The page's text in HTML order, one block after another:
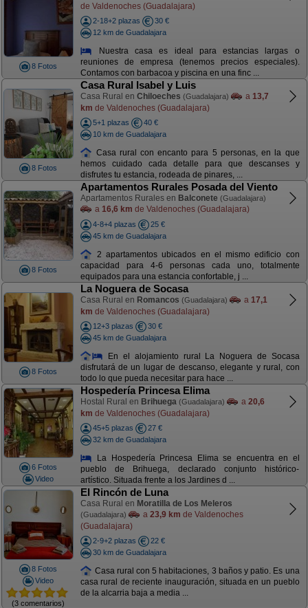
8 Fotos
de Valdenoches (Guadalajara)
2-18+2 plazas
30 €
12 km de Guadalajara
Nuestra casa es ideal para estancias largas o
reuniones de empresa (tenemos precios especiales).
Contamos con barbacoa y piscina en una finc ...
8 Fotos
Casa Rural Isabel y Luis
Casa Rural en Chiloeches (Guadalajara) a 13,7
km de Valdenoches (Guadalajara)
5+1 plazas
40 €
10 km de Guadalajara
Casa rural con encanto para 5 personas, en la que
hemos cuidado cada detalle para que descanses y
disfrutes tu estancia, rodeada de pinares, ...
8 Fotos
Apartamentos Rurales Posada del Viento
Apartamentos Rurales en Balconete (Guadalajara)
a 16,6 km de Valdenoches (Guadalajara)
4-8+4 plazas
25 €
45 km de Guadalajara
2 apartamentos ubicados en el mismo edificio con
capacidad para 4-6 personas cada uno, totalmente
equipados para una estancia confortable, j ...
8 Fotos
La Noguera de Socasa
Casa Rural en Romancos (Guadalajara) a 17,1
km de Valdenoches (Guadalajara)
12+3 plazas
30 €
45 km de Guadalajara
En el alojamiento rural La Noguera de Socasa
disfrutará de un lugar de descanso, elegante y rural, con
todo lo que pueda necesitar para hace ...
6 Fotos
Video
Hospedería Princesa Elima
Hostal Rural en Brihuega (Guadalajara) a 20,6
km de Valdenoches (Guadalajara)
45+5 plazas
27 €
32 km de Guadalajara
La Hospedería Princesa Elima se encuentra en el
pueblo de Brihuega, declarado conjunto histórico-
artístico. Situada frente a los Jardines d ...
8 Fotos
Video
(3 comentarios)
El Rincón de Luna
Casa Rural en Moratilla de Los Meleros
(Guadalajara) a 23,9 km de Valdenoches
(Guadalajara)
2-9+2 plazas
22 €
30 km de Guadalajara
Casa rural con 5 habitaciones, 3 baños y patio. Es una
casa rural de reciente inauguración, situada en un pueblo
de la alcarria baja a media ...